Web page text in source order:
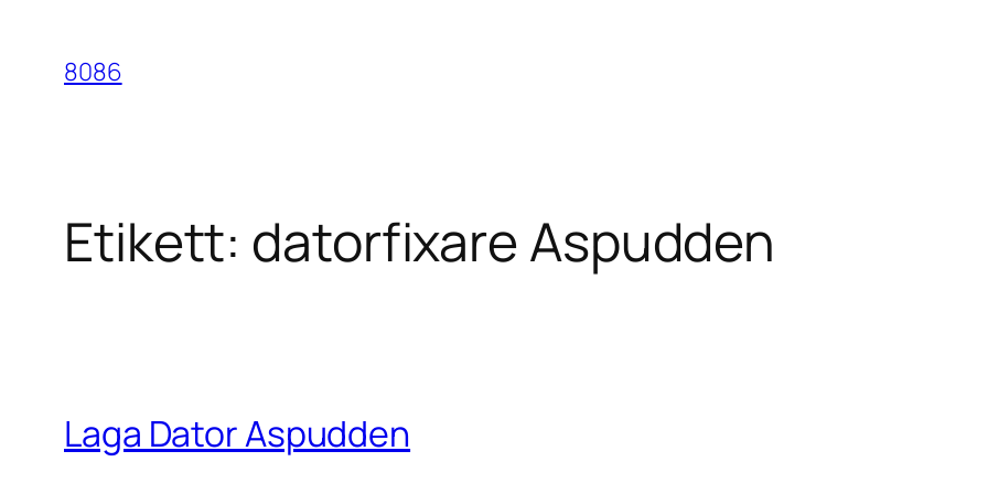
innehåll
8086
Etikett: datorfixare Aspudden
Laga Dator Aspudden